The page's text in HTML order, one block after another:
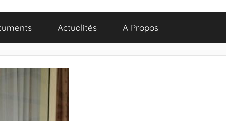
Actualités A Propos